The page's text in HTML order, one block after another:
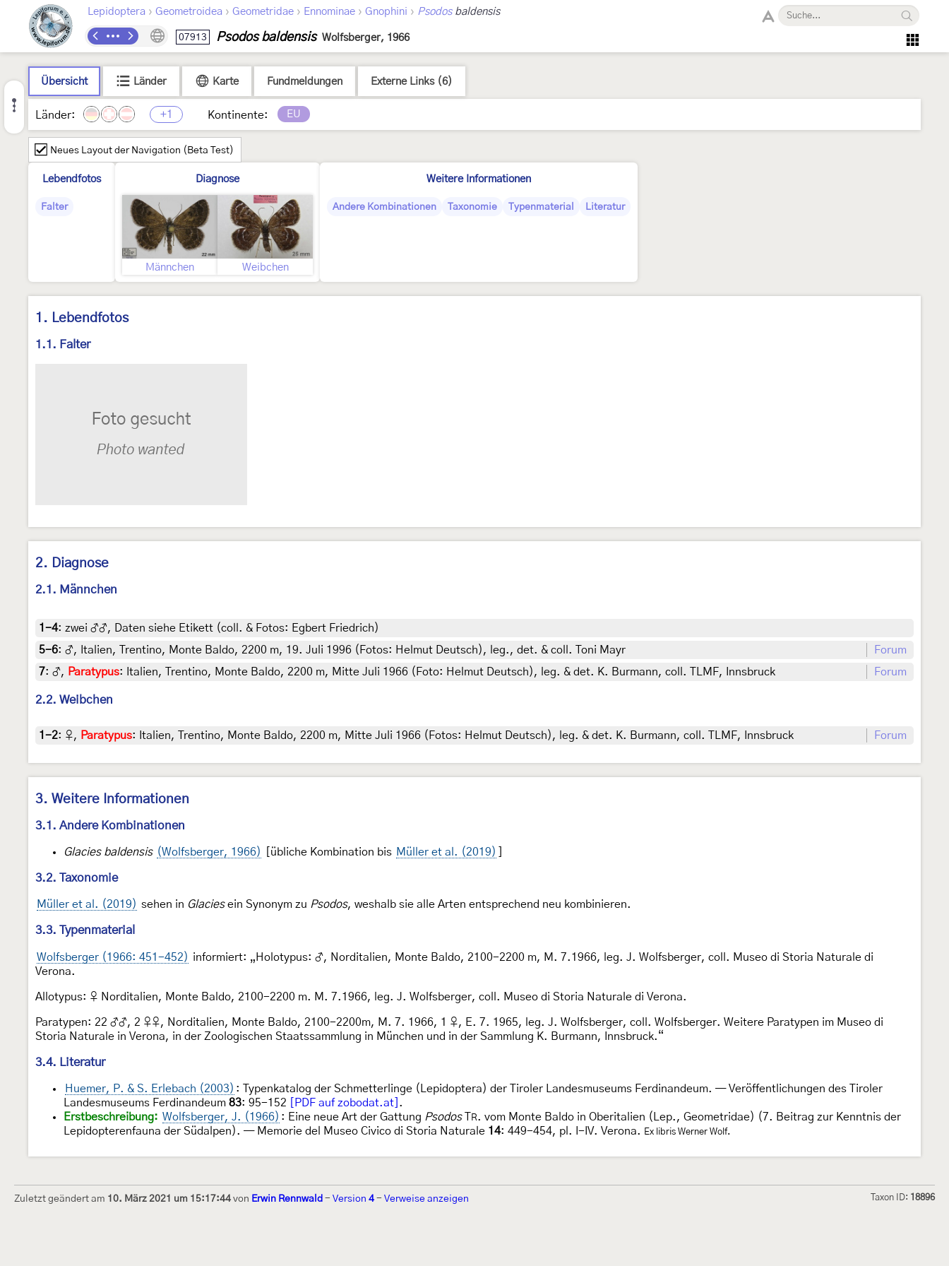
Lepidoptera › Geometroidea › Geometridae › Ennominae › Gnophini › Psodosbaldensis
07913 Psodos baldensis Wolfsberger, 1966
Übersicht Länder Karte Fundmeldungen Externe Links (6)
Länder: +1 Kontinente: EU
Neues Layout der Navigation (Beta Test)
Lebendfotos
Falter
Diagnose
Männchen Weibchen
Weitere Informationen
Andere Kombinationen Taxonomie Typenmaterial Literatur
1. Lebendfotos
1.1. Falter
2. Diagnose
2.1. Männchen
1-4: zwei ♂♂, Daten siehe Etikett (coll. & Fotos: Egbert Friedrich)
5-6: ♂, Italien, Trentino, Monte Baldo, 2200 m, 19. Juli 1996 (Fotos: Helmut Deutsch), leg., det. & coll. Toni Mayr
Forum
7: ♂, Paratypus: Italien, Trentino, Monte Baldo, 2200 m, Mitte Juli 1966 (Foto: Helmut Deutsch), leg. & det. K. Burmann, coll. TLMF, Innsbruck Forum
2.2. Weibchen
1-2: ♀, Paratypus: Italien, Trentino, Monte Baldo, 2200 m, Mitte Juli 1966 (Fotos: Helmut Deutsch), leg. & det. K. Burmann, coll. TLMF, Innsbruck Forum
3. Weitere Informationen
3.1. Andere Kombinationen
Glacies baldensis (Wolfsberger, 1966) [übliche Kombination bis Müller et al. (2019)
3.2. Taxonomie
Müller et al. (2019) sehen in Glaciesein Synonym zu Psodos, weshalb sie alle Arten entsprechend neu kombinieren.
3.3. Typenmaterial
Wolfsberger (1966: 451-452) informiert: „Holotypus: ♂, Norditalien, Monte Baldo, 2100-2200 m, M. 7.1966, leg. J. Wolfsberger, coll. Museo di Storia Naturale di
Verona.
Allotypus: ♀ Norditalien, Monte Baldo, 2100-2200 m. M. 7.1966, leg. J. Wolfsberger, coll. Museo di Storia Naturale di Verona.
Paratypen: 22 ♂♂, 2 ♀♀, Norditalien, Monte Baldo, 2100-2200m, M. 7. 1966, 1 ♀, E. 7. 1965, leg. J. Wolfsberger, coll. Wolfsberger. Weitere Paratypen im Museo di
Storia Naturale in Verona, in der Zoologischen Staatssammlung in München und in der Sammlung K. Burmann, Innsbruck.“
3.4. Literatur
Huemer, P. & S. Erlebach (2003) : Typenkatalog der Schmetterlinge (Lepidoptera) der Tiroler Landesmuseums Ferdinandeum. — Veröffentlichungen des Tiroler
Landesmuseums Ferdinandeum 83: 95-152 [PDF auf zobodat.at] .
Erstbeschreibung: Wolfsberger, J. (1966) : Eine neue Art der Gattung PsodosTR. vom Monte Baldo in Oberitalien (Lep., Geometridae) (7. Beitrag zur Kenntnis der
Lepidopterenfauna der Südalpen). — Memorie del Museo Civico di Storia Naturale 14: 449-454, pl. I-IV. Verona. Ex libris Werner Wolf.
Zuletzt geändert am 10. März 2021 um 15:17:44 von Erwin Rennwald - Version 4 - Verweise anzeigen Taxon ID: 18896